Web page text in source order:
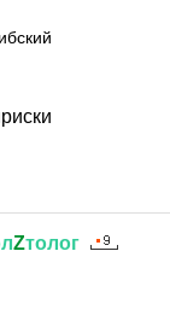
Zтолог